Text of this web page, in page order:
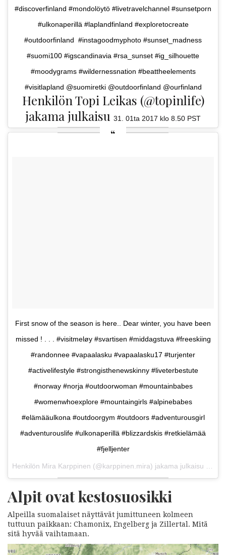
#discoverfinland #mondolöytö #livetravelchannel #sunsetporn
#ulkonaperillä #laplandfinland #exploretocreate
#outdoorfinland #instagoodmyphoto #sunset_madness
#suomi100 #igscandinavia #rsa_sunset #ig_silhouette
#moodygrams #wildernessnation #beattheelements
#visitlapland @suomiretki @outdoorfinland @ourfinland
Henkilön Topi Leikas (@topinlife)
jakama julkaisu 31. 01ta 2017 klo 8.50 PST
First snow of the season is here.. Dear winter, you have been
missed ! . . . #visitmeløy #svartisen #middagstuva #freeskiing
#randonnee #vapaalasku #vapaalasku17 #turjenter
#activelifestyle #strongisthenewskinny #liveterbestute
#norway #norja #outdoorwoman #mountainbabes
#womenwhoexplore #mountaingirls #alpinebabes
#elämääulkona #outdoorgym #outdoors #adventurousgirl
#adventurouslife #ulkonaperillä #blizzardskis #retkielämää
#fjelljenter
Alpit ovat kestosuosikki
Alpeilla suomalaiset näyttävät jumittuneen kolmeen
tuttuun paikkaan: Chamonix, Engelberg ja Zillertal. Mitä
sitä hyvää vaihtamaan.